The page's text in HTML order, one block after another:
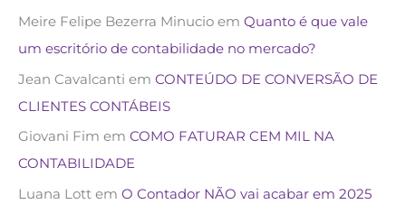
Meire Felipe Bezerra Minucio em Quanto é que vale
um escritório de contabilidade no mercado?
Jean Cavalcanti em CONTEÚDO DE CONVERSÃO DE
CLIENTES CONTÁBEIS
Giovani Fim em COMO FATURAR CEM MIL NA
CONTABILIDADE
Luana Lott em O Contador NÃO vai acabar em 2025